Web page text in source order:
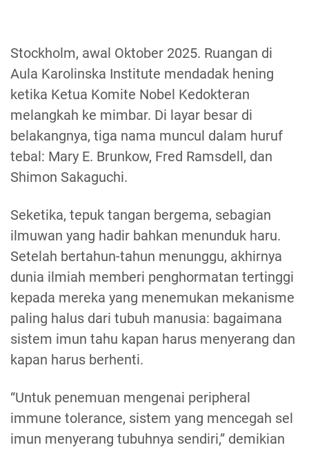
Stockholm, awal Oktober 2025. Ruangan di
Aula Karolinska Institute mendadak hening
ketika Ketua Komite Nobel Kedokteran
melangkah ke mimbar. Di layar besar di
belakangnya, tiga nama muncul dalam huruf
tebal: Mary E. Brunkow, Fred Ramsdell, dan
Shimon Sakaguchi.
Seketika, tepuk tangan bergema, sebagian
ilmuwan yang hadir bahkan menunduk haru.
Setelah bertahun-tahun menunggu, akhirnya
dunia ilmiah memberi penghormatan tertinggi
kepada mereka yang menemukan mekanisme
paling halus dari tubuh manusia: bagaimana
sistem imun tahu kapan harus menyerang dan
kapan harus berhenti.
“Untuk penemuan mengenai peripheral
immune tolerance, sistem yang mencegah sel
imun menyerang tubuhnya sendiri,” demikian